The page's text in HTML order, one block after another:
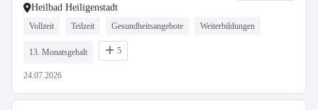
Heilbad Heiligenstadt
Vollzeit Teilzeit Gesundheitsangebote Weiterbildungen
13. Monatsgehalt 5
24.07.2026